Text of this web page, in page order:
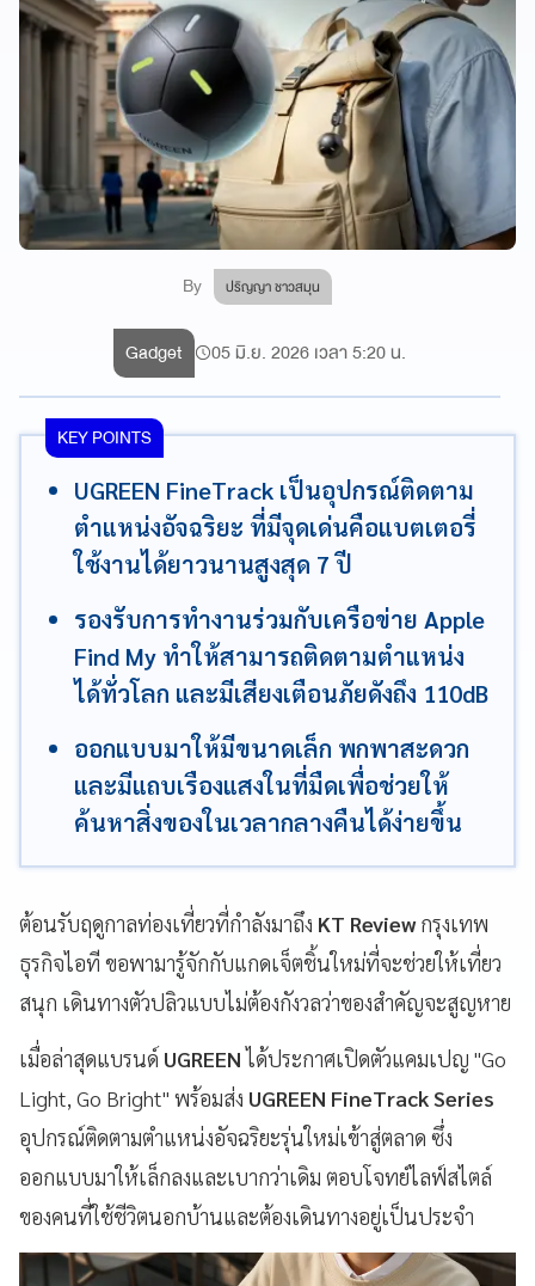
By ปริญญา ชาวสมุน
Gadget 05 มิ.ย. 2026 เวลา 5:20 น.
KEY POINTS
UGREEN FineTrack เป็นอุปกรณ์ติดตาม
ตำแหน่งอัจฉริยะ ที่มีจุดเด่นคือแบตเตอรี่
ใช้งานได้ยาวนานสูงสุด 7 ปี
รองรับการทำงานร่วมกับเครือข่าย Apple
Find My ทำให้สามารถติดตามตำแหน่ง
ได้ทั่วโลก และมีเสียงเตือนภัยดังถึง 110dB
ออกแบบมาให้มีขนาดเล็ก พกพาสะดวก
และมีแถบเรืองแสงในที่มืดเพื่อช่วยให้
ค้นหาสิ่งของในเวลากลางคืนได้ง่ายขึ้น
ต้อนรับฤดูกาลท่องเที่ยวที่กำลังมาถึง KT Reviewกรุงเทพ
ธุรกิจไอที ขอพามารู้จักกับแกดเจ็ตชิ้นใหม่ที่จะช่วยให้เที่ยว
สนุก เดินทางตัวปลิวแบบไม่ต้องกังวลว่าของสำคัญจะสูญหาย
เมื่อล่าสุดแบรนด์ UGREENได้ประกาศเปิดตัวแคมเปญ "Go
Light, Go Bright" พร้อมส่ง UGREEN FineTrack Series
อุปกรณ์ติดตามตำแหน่งอัจฉริยะรุ่นใหม่เข้าสู่ตลาด ซึ่ง
ออกแบบมาให้เล็กลงและเบากว่าเดิม ตอบโจทย์ไลฟ์สไตล์
ของคนที่ใช้ชีวิตนอกบ้านและต้องเดินทางอยู่เป็นประจำ